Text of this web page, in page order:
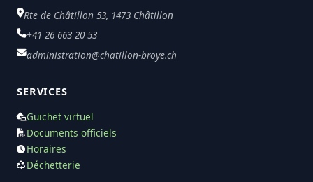
Rte de Châtillon 53, 1473 Châtillon
+41 26 663 20 53
administration@chatillon-broye.ch
SERVICES
Guichet virtuel
Documents officiels
Horaires
Déchetterie